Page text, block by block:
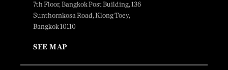
7th Floor, Bangkok Post Building, 136
Sunthornkosa Road, Klong Toey,
Bangkok 10110
SEE MAP